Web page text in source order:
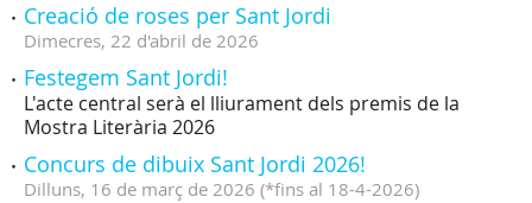
Creació de roses per Sant Jordi
Dimecres, 22 d'abril de 2026
Festegem Sant Jordi!
L'acte central serà el lliurament dels premis de la
Mostra Literària 2026
Concurs de dibuix Sant Jordi 2026!
Dilluns, 16 de març de 2026 (*fins al 18-4-2026)